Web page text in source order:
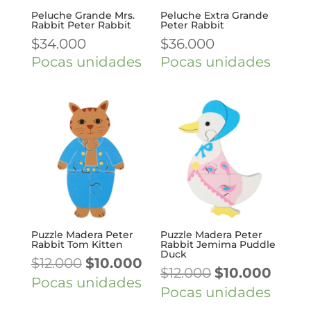
Peluche Grande Mrs.
Rabbit Peter Rabbit
$34.000
Pocas unidades
Peluche Extra Grande
Peter Rabbit
$36.000
Pocas unidades
Puzzle Madera Peter
Rabbit Tom Kitten
$12.000 El
precio
$10.000El
precio
actual
Pocas unidades
Puzzle Madera Peter
Rabbit Jemima Puddle
Duck
$12.000 El
precio
$10.000
Pocas unidades